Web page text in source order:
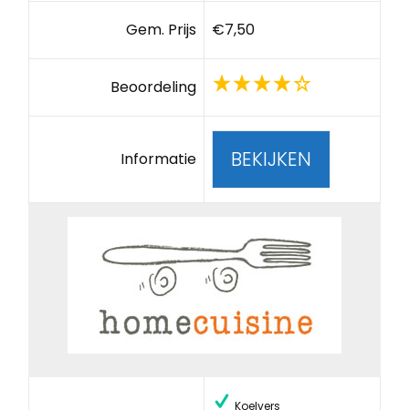
Gem. Prijs €7,50
Beoordeling
Informatie BEKIJKEN
Koelvers